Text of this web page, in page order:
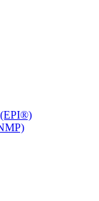
(EPI®)